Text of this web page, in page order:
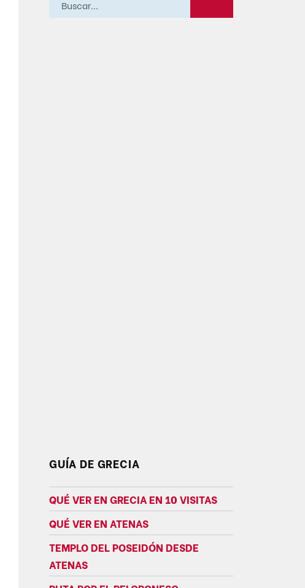
GUÍA DE GRECIA
QUÉ VER EN GRECIA EN 10 VISITAS
QUÉ VER EN ATENAS
TEMPLO DEL POSEIDÓN DESDE
ATENAS